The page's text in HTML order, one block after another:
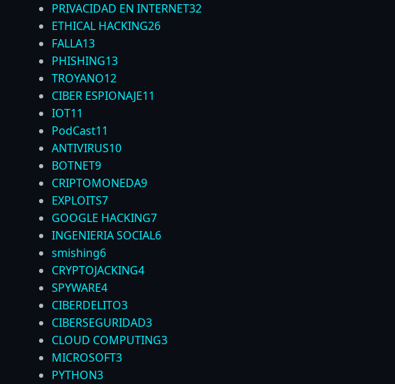
PRIVACIDAD EN INTERNET32
ETHICAL HACKING26
FALLA13
PHISHING13
TROYANO12
CIBER ESPIONAJE11
IOT11
PodCast11
ANTIVIRUS10
BOTNET9
CRIPTOMONEDA9
EXPLOITS7
GOOGLE HACKING7
INGENIERIA SOCIAL6
smishing6
CRYPTOJACKING4
SPYWARE4
CIBERDELITO3
CIBERSEGURIDAD3
CLOUD COMPUTING3
MICROSOFT3
PYTHON3